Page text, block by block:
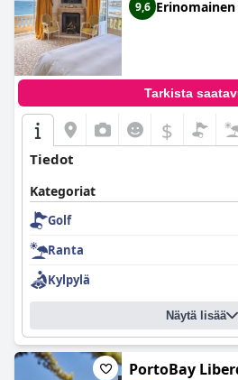
9,6 Erinomainen
Tarkista
$
Tiedot
Kategoriat
Golf
Ranta
Kylpylä
Näytä lisää
PortoBay